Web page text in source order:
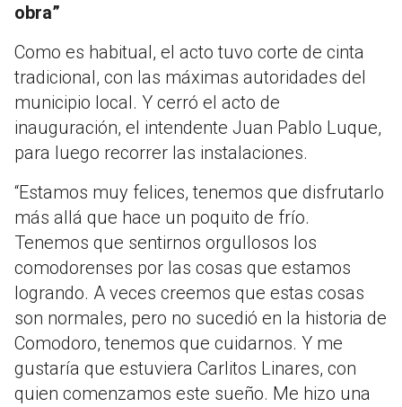
obra”
Como es habitual, el acto tuvo corte de cinta
tradicional, con las máximas autoridades del
municipio local. Y cerró el acto de
inauguración, el intendente Juan Pablo Luque,
para luego recorrer las instalaciones.
“Estamos muy felices, tenemos que disfrutarlo
más allá que hace un poquito de frío.
Tenemos que sentirnos orgullosos los
comodorenses por las cosas que estamos
logrando. A veces creemos que estas cosas
son normales, pero no sucedió en la historia de
Comodoro, tenemos que cuidarnos. Y me
gustaría que estuviera Carlitos Linares, con
quien comenzamos este sueño. Me hizo una